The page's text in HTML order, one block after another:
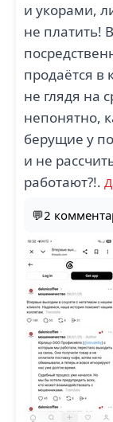
и укорами,
не платить!
продаётся в
не глядя на
непонятно,
берущие у
и не
работают?!.
💬2